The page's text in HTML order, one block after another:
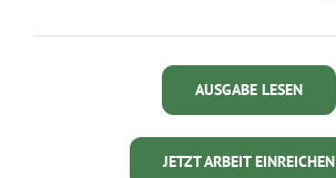
AUSGABE LESEN
JETZT ARBEIT EINREICHEN